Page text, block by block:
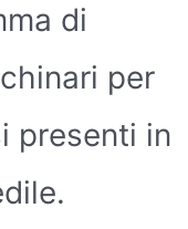
di
per
presenti in